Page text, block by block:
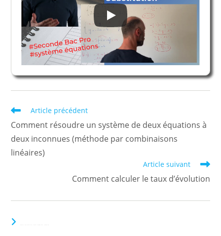
Read
articles
Article précédent
Comment résoudre un système de deux équations à
deux inconnues (méthode par combinaisons
linéaires)
Article suivant
Comment calculer le taux d’évolution